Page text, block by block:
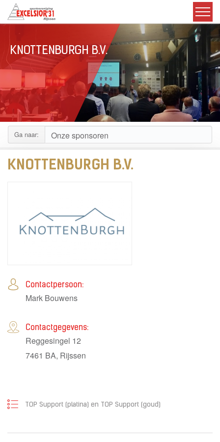
KNOTTENBURGH B.V.
Ga naar:
KNOTTENBURGH B.V.
Contactpersoon:
Mark Bouwens
Contactgegevens:
Reggesingel 12
7461 BA, Rijssen
TOP Support (platina) en TOP Support (goud)